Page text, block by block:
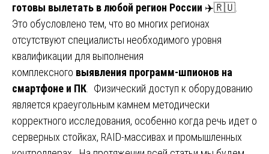
готовы вылетать в любой регион России ✈️🇷🇺.
Это обусловлено тем, что во многих регионах
отсутствуют специалисты необходимого уровня
квалификации для выполнения
комплексного выявления программ-шпионов на
смартфоне и ПК . Физический доступ к оборудованию
является краеугольным камнем методически
корректного исследования, особенно когда речь идет о
серверных стойках, RAID-массивах и промышленных